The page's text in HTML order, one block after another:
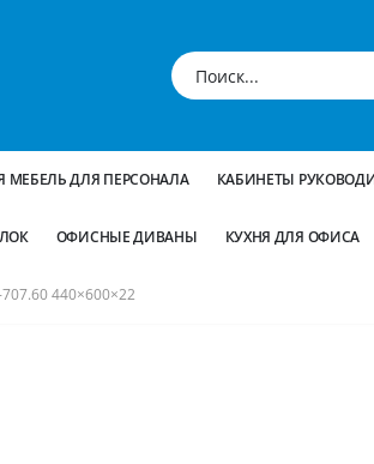
МЕБЕЛЬ ДЛЯ ПЕРСОНАЛА КАБИНЕТЫ
ОФИСНЫЕ ДИВАНЫ КУХНЯ ДЛЯ ОФИСА
440×600×22